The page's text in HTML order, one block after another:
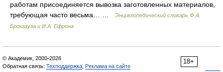
работам присоединяется вывозка заготовленных материалов,
требующая часто весьма… …
Энциклопедический словарь Ф.А.
Брокгауза и И.А. Ефрона
18+
© Академик, 2000-2026
Обратная связь: Техподдержка Реклама на сайте